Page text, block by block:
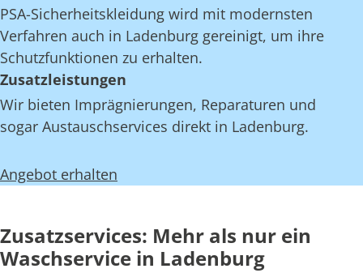
PSA-Sicherheitskleidung wird mit modernsten
Verfahren auch in Ladenburg gereinigt, um ihre
Schutzfunktionen zu erhalten.
Zusatzleistungen
Wir bieten Imprägnierungen, Reparaturen und
sogar Austauschservices direkt in Ladenburg.
Angebot erhalten
Zusatzservices: Mehr als nur ein
Waschservice in Ladenburg